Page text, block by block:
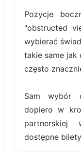
Pozycje
"obstructed
wybierać
takie same jak
często
Sam wybór
dopiero w
partnerskiej
dostępne